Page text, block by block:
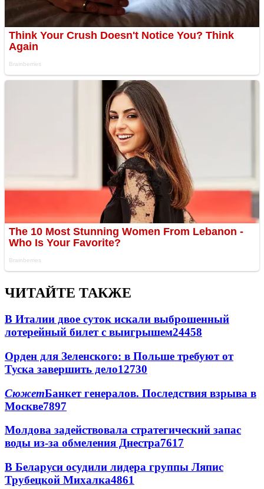
ЧИТАЙТЕ ТАКЖЕ
В Италии двое суток искали выброшенный
лотерейный билет с выигрышем24458
Орден для Зеленского: в Польше требуют от
Туска завершить дело12730
СюжетБанкет генералов. Последствия взрыва в
Москве7897
Молдова задействовала стратегический запас
воды из-за обмеления Днестра7617
В Беларуси осудили лидера группы Ляпис
Трубецкой Михалка4861